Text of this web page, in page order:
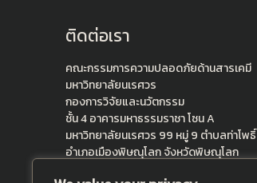
ติดต่อเรา
คณะกรรมการความปลอดภัยด้านสารเคมี
มหาวิทยาลัยนเรศวร
กองการวิจัยและนวัตกรรม
ชั้น 4 อาคารมหาธรรมราชา โซน A
มหาวิทยาลัยนเรศวร 99 หมู่ 9 ตำบลท่าโพธิ์
อำเภอเมืองพิษณุโลก จังหวัดพิษณุโลก